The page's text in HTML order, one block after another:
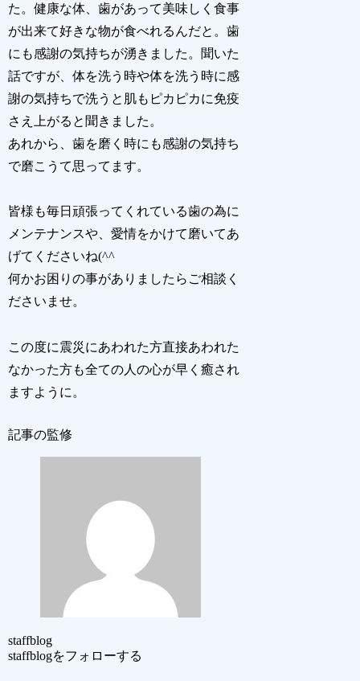
た。健康な体、歯があって美味しく食事
が出来て好きな物が食べれるんだと。歯
にも感謝の気持ちが湧きました。聞いた
話ですが、体を洗う時や体を洗う時に感
謝の気持ちで洗うと肌もピカピカに免疫
さえ上がると聞きました。
あれから、歯を磨く時にも感謝の気持ち
で磨こうて思ってます。
皆様も毎日頑張ってくれている歯の為に
メンテナンスや、愛情をかけて磨いてあ
げてくださいね(^^
何かお困りの事がありましたらご相談く
ださいませ。
この度に震災にあわれた方直接あわれた
なかった方も全ての人の心が早く癒され
ますように。
記事の監修
staffblog
staffblogをフォローする